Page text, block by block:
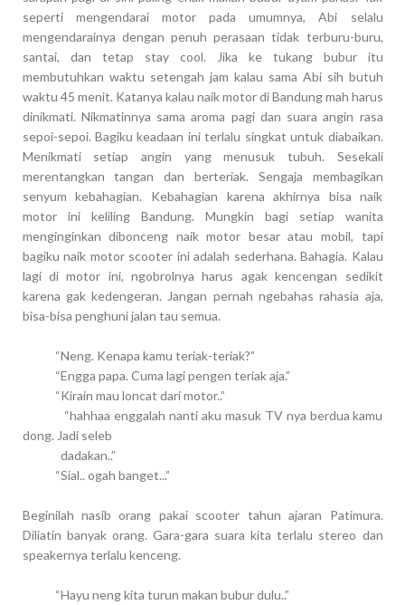
seperti mengendarai motor pada umumnya, Abi selalu
mengendarainya dengan penuh perasaan tidak terburu-buru,
santai, dan tetap stay cool. Jika ke tukang bubur itu
membutuhkan waktu setengah jam kalau sama Abi sih butuh
waktu 45 menit. Katanya kalau naik motor di Bandung mah harus
dinikmati. Nikmatinnya sama aroma pagi dan suara angin rasa
sepoi-sepoi. Bagiku keadaan ini terlalu singkat untuk diabaikan.
Menikmati setiap angin yang menusuk tubuh. Sesekali
merentangkan tangan dan berteriak. Sengaja membagikan
senyum kebahagian. Kebahagian karena akhirnya bisa naik
motor ini keliling Bandung. Mungkin bagi setiap wanita
menginginkan dibonceng naik motor besar atau mobil, tapi
bagiku naik motor scooter ini adalah sederhana. Bahagia. Kalau
lagi di motor ini, ngobrolnya harus agak kencengan sedikit
karena gak kedengeran. Jangan pernah ngebahas rahasia aja,
bisa-bisa penghuni jalan tau semua.
“Neng. Kenapa kamu teriak-teriak?”
“Engga papa. Cuma lagi pengen teriak aja.”
“Kirain mau loncat dari motor..”
“hahhaa enggalah nanti aku masuk TV nya berdua kamu
dong. Jadi seleb
dadakan..”
“Sial.. ogah banget...”
Beginilah nasib orang pakai scooter tahun ajaran Patimura.
Diliatin banyak orang. Gara-gara suara kita terlalu stereo dan
speakernya terlalu kenceng.
“Hayu neng kita turun makan bubur dulu..”